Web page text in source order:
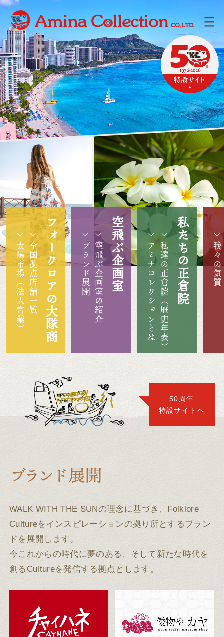
フォークロアの大隊商
全国拠点店舗一覧
太陽市場（法人営業） 空飛ぶ企画室
空飛ぶ企画室の紹介
ブランド展開 私たちの正倉院
私達の正倉院（歴史年表）
アミナコレクションとは 我々の気質
50周年
特設サイトへ
WALK WITH THE SUNの理念に基づき、Folklore
Cultureをインスピレーションの拠り所とするブラン
ドを展開します。
今これからの時代に夢のある、そして新たな時代を
創るCultureを発信する拠点とします。